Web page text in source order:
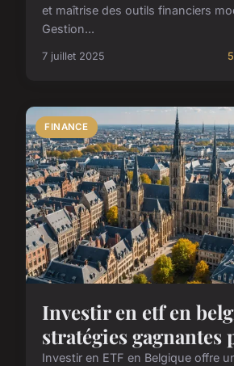
et maîtrise des outils financiers
Gestion...
7 juillet 2025
FINANCE
Investir en etf en
stratégies gagnantes
Investir en ETF en Belgique offre